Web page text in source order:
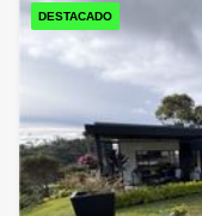
DESTACADO